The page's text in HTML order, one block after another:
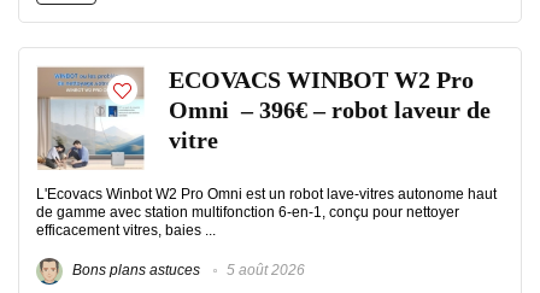
ECOVACS WINBOT W2 Pro
Omni – 396€ – robot laveur de
vitre
L'Ecovacs Winbot W2 Pro Omni est un robot lave-vitres autonome haut
de gamme avec station multifonction 6-en-1, conçu pour nettoyer
efficacement vitres, baies ...
Bons plans astuces 5 août 2026